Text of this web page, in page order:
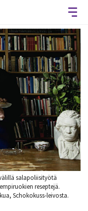
salapoliisityötä
reseptejä.
Schokokuss-leivosta.